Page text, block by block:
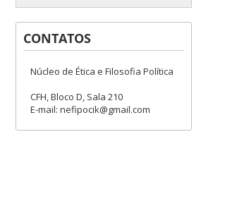
CONTATOS
Núcleo de Ética e Filosofia Política
CFH, Bloco D, Sala 210
E-mail: nefipocik@gmail.com